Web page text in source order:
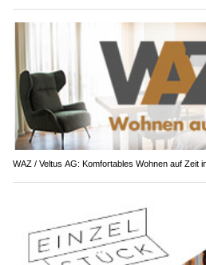
WAZ / Veltus AG: Komfortables Wohnen auf Zeit